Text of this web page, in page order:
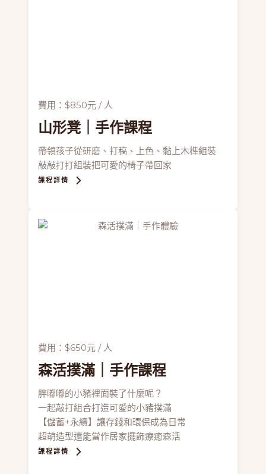
費用：$850元 / 人
山形凳｜手作課程
帶領孩子從研磨、打稿、上色、黏上木榫組裝
敲敲打打組裝把可愛的椅子帶回家
課程詳情
費用：$650元 / 人
森活撲滿 ｜手作課程
胖嘟嘟的小豬裡面裝了什麼呢？
一起敲打組合打造可愛的小豬撲滿
【儲蓄+永續】讓存錢和環保成為日常
超萌造型還能當作居家擺飾療癒森活
課程詳情